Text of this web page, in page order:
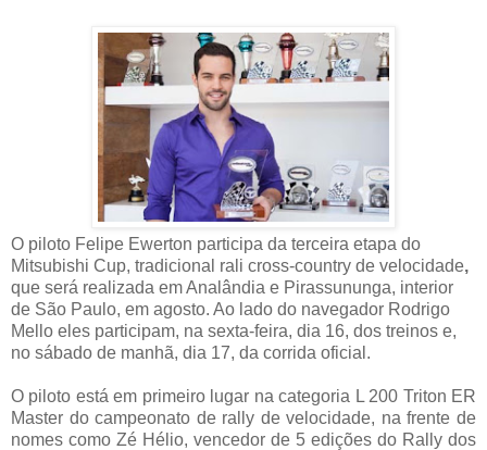
O piloto Felipe Ewerton participa da terceira etapa do
Mitsubishi Cup, tradicional rali cross-country de velocidade,
que será realizada em Analândia e Pirassununga, interior
de São Paulo, em agosto. Ao lado do navegador Rodrigo
Mello eles participam, na sexta-feira, dia 16, dos treinos e,
no sábado de manhã, dia 17, da corrida oficial.
O piloto está em primeiro lugar na categoria L 200 Triton ER
Master do campeonato de rally de velocidade, na frente de
nomes como Zé Hélio, vencedor de 5 edições do Rally dos